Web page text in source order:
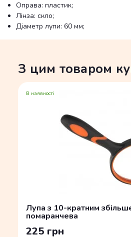
Оправа: пластик;
Лінза: скло;
Діаметр лупи: 60 мм;
З цим товаром
В наявності
Лупа з 10-кратним
помаранчева
225 грн